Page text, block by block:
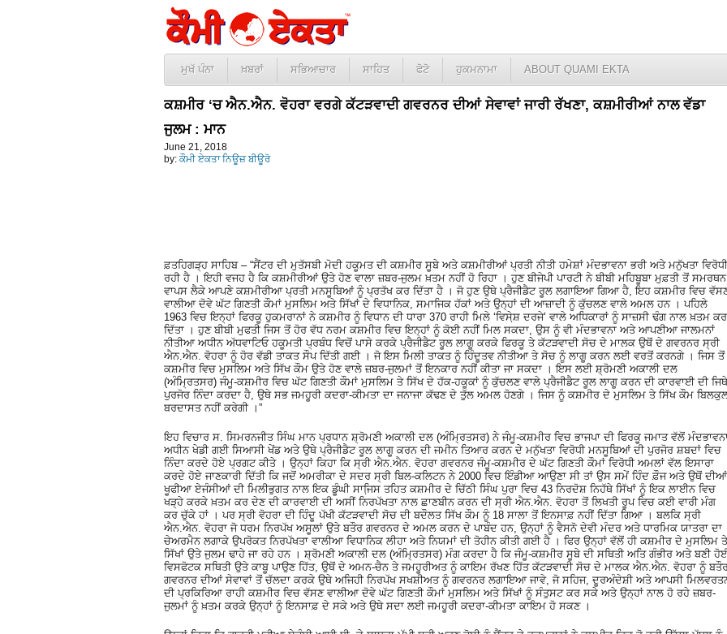
ਮੁਖੱ ਪੰਨਾ ਖ਼ਬਰਾਂ ਸਭਿਆਚਾਰ ਸਾਹਿਤ ਫੋਟੋ ਹੁਕਮਨਾਮਾ ABOUT QUAMI EKTA
ਕਸ਼ਮੀਰ ‘ਚ ਐਨ.ਐਨ. ਵੋਹਰਾ ਵਰਗੇ ਕੱਟੜਵਾਦੀ ਗਵਰਨਰ ਦੀਆਂ ਸੇਵਾਵਾਂ ਜਾਰੀ ਰੱਖਣਾ, ਕਸ਼ਮੀਰੀਆਂ ਨਾਲ ਵੱਡਾ
ਜੁਲਮ : ਮਾਨ
June 21, 2018
by: ਕੌਮੀ ਏਕਤਾ ਨਿਊਜ਼ ਬੀਊਰੋ
ਫ਼ਤਹਿਗੜ੍ਹ ਸਾਹਿਬ – “ਸੈਂਟਰ ਦੀ ਮੁਤੱਸਬੀ ਮੋਦੀ ਹਕੂਮਤ ਦੀ ਕਸ਼ਮੀਰ ਸੂਬੇ ਅਤੇ ਕਸ਼ਮੀਰੀਆਂ ਪ੍ਰਤੀ ਨੀਤੀ ਹਮੇਸ਼ਾਂ ਮੰਦਭਾਵਨਾ ਭਰੀ ਅਤੇ ਮਨੁੱਖਤਾ ਵਿਰੋਧੀ
ਰਹੀ ਹੈ । ਇਹੀ ਵਜਹ ਹੈ ਕਿ ਕਸ਼ਮੀਰੀਆਂ ਉਤੇ ਹੋਣ ਵਾਲਾ ਜ਼ਬਰ-ਜੁਲਮ ਖ਼ਤਮ ਨਹੀਂ ਹੋ ਰਿਹਾ । ਹੁਣ ਬੀਜੇਪੀ ਪਾਰਟੀ ਨੇ ਬੀਬੀ ਮਹਿਬੂਬਾ ਮੁਫ਼ਤੀ ਤੋਂ ਸਮਰਥਨ
ਵਾਪਸ ਲੈਕੇ ਆਪਣੇ ਕਸ਼ਮੀਰੀਆ ਪ੍ਰਤੀ ਮਨਸੂਬਿਆਂ ਨੂੰ ਪ੍ਰਤੱਖ ਕਰ ਦਿੱਤਾ ਹੈ । ਜੋ ਹੁਣ ਉਥੇ ਪ੍ਰੈਜੀਡੈਟ ਰੂਲ ਲਗਾਇਆ ਗਿਆ ਹੈ, ਇਹ ਕਸ਼ਮੀਰ ਵਿਚ
ਵਾਲੀਆ ਦੋਵੇ ਘੱਟ ਗਿਣਤੀ ਕੌਮਾਂ ਮੁਸਲਿਮ ਅਤੇ ਸਿੱਖਾਂ ਦੇ ਵਿਧਾਨਿਕ, ਸਮਾਜਿਕ ਹੱਕਾਂ ਅਤੇ ਉਨ੍ਹਾਂ ਦੀ ਆਜ਼ਾਦੀ ਨੂੰ ਕੁੱਚਲਣ ਵਾਲੇ ਅਮਲ ਹਨ । ਪਹਿਲੇ
1963 ਵਿਚ ਇਨ੍ਹਾਂ ਫਿਰਕੂ ਹੁਕਮਰਾਨਾਂ ਨੇ ਕਸ਼ਮੀਰ ਨੂੰ ਵਿਧਾਨ ਦੀ ਧਾਰਾ 370 ਰਾਹੀ ਮਿਲੇ ‘ਵਿਸੇ਼ਸ਼ ਦਰਜੇ’ ਵਾਲੇ ਅਧਿਕਾਰਾਂ ਨੂੰ ਸਾਜ਼ਸੀ ਢੰਗ ਨਾਲ ਖ਼ਤਮ ਕਰ
ਦਿੱਤਾ । ਹੁਣ ਬੀਬੀ ਮੁਫਤੀ ਜਿਸ ਤੋਂ ਹੋਰ ਵੱਧ ਨਰਮ ਕਸ਼ਮੀਰ ਵਿਚ ਇਨ੍ਹਾਂ ਨੂੰ ਕੋਈ ਨਹੀਂ ਮਿਲ ਸਕਦਾ, ਉਸ ਨੂੰ ਵੀ ਮੰਦਭਾਵਨਾ ਅਤੇ ਆਪਣੀਆ ਜਾਲਮਨਾਂ
ਨੀਤੀਆ ਅਧੀਨ ਅੱਧਵਾਟਿਓ ਹਕੂਮਤੀ ਪ੍ਰਬੰਧ ਵਿਚੋਂ ਪਾਸੇ ਕਰਕੇ ਪ੍ਰੈਜੀਡੈਟ ਰੂਲ ਲਾਗੂ ਕਰਕੇ ਫਿਰਕੂ ਤੇ ਕੱਟੜਵਾਦੀ ਸੋਚ ਦੇ ਮਾਲਕ ਉਥੋਂ ਦੇ ਗਵਰਨਰ ਸ੍ਰੀ
ਐਨ.ਐਨ. ਵੋਹਰਾ ਨੂੰ ਹੋਰ ਵੱਡੀ ਤਾਕਤ ਸੌਪ ਦਿੱਤੀ ਗਈ । ਜੋ ਇਸ ਮਿਲੀ ਤਾਕਤ ਨੂੰ ਹਿੰਦੂਤਵ ਨੀਤੀਆ ਤੇ ਸੋਚ ਨੂੰ ਲਾਗੂ ਕਰਨ ਲਈ ਵਰਤੋਂ ਕਰਨਗੇ । ਜਿਸ ਤੋਂ
ਕਸ਼ਮੀਰ ਵਿਚ ਮੁਸਲਿਮ ਅਤੇ ਸਿੱਖ ਕੌਮ ਉਤੇ ਹੋਣ ਵਾਲੇ ਜ਼ਬਰ-ਜੁਲਮਾਂ ਤੋਂ ਇਨਕਾਰ ਨਹੀਂ ਕੀਤਾ ਜਾ ਸਕਦਾ । ਇਸ ਲਈ ਸ਼੍ਰੋਮਣੀ ਅਕਾਲੀ ਦਲ
(ਅੰਮ੍ਰਿਤਸਰ) ਜੰਮੂ-ਕਸ਼ਮੀਰ ਵਿਚ ਘੱਟ ਗਿਣਤੀ ਕੌਮਾਂ ਮੁਸਲਿਮ ਤੇ ਸਿੱਖ ਦੇ ਹੱਕ-ਹਕੂਕਾਂ ਨੂੰ ਕੁੱਚਲਣ ਵਾਲੇ ਪ੍ਰੈਜੀਡੈਟ ਰੂਲ ਲਾਗੂ ਕਰਨ ਦੀ ਕਾਰਵਾਈ ਦੀ ਜਿਥੇ
ਪੁਰਜੋਰ ਨਿੰਦਾ ਕਰਦਾ ਹੈ, ਉਥੇ ਸਭ ਜਮਹੂਰੀ ਕਦਰਾ-ਕੀਮਤਾ ਦਾ ਜਨਾਜਾ ਕੱਢਣ ਦੇ ਤੁੱਲ ਅਮਲ ਹੋਣਗੇ । ਜਿਸ ਨੂੰ ਕਸ਼ਮੀਰ ਦੇ ਮੁਸਲਿਮ ਤੇ ਸਿੱਖ ਕੌਮ
ਬਰਦਾਸਤ ਨਹੀਂ ਕਰੇਗੀ ।”
ਇਹ ਵਿਚਾਰ ਸ. ਸਿਮਰਨਜੀਤ ਸਿੰਘ ਮਾਨ ਪ੍ਰਧਾਨ ਸ਼੍ਰੋਮਣੀ ਅਕਾਲੀ ਦਲ (ਅੰਮ੍ਰਿਤਸਰ) ਨੇ ਜੰਮੂ-ਕਸ਼ਮੀਰ ਵਿਚ ਭਾਜਪਾ ਦੀ ਫਿਰਕੂ ਜਮਾਤ ਵੱਲੋਂ
ਅਧੀਨ ਖੇਡੀ ਗਈ ਸਿਆਸੀ ਖੇਂਡ ਅਤੇ ਉਥੇ ਪ੍ਰੈਜੀਡੈਟ ਰੂਲ ਲਾਗੂ ਕਰਨ ਦੀ ਜਮੀਨ ਤਿਆਰ ਕਰਨ ਦੇ ਮਨੁੱਖਤਾ ਵਿਰੋਧੀ ਮਨਸੂਬਿਆਂ ਦੀ ਪੁਰਜੋਰ ਸ਼ਬਦਾਂ ਵਿਚ
ਨਿੰਦਾ ਕਰਦੇ ਹੋਏ ਪ੍ਰਗਟ ਕੀਤੇ । ਉਨ੍ਹਾਂ ਕਿਹਾ ਕਿ ਸ੍ਰੀ ਐਨ.ਐਨ. ਵੋਹਰਾ ਗਵਰਨਰ ਜੰਮੂ-ਕਸ਼ਮੀਰ ਦੇ ਘੱਟ ਗਿਣਤੀ ਕੌਮਾਂ ਵਿਰੋਧੀ ਅਮਲਾਂ ਵੱਲ ਇਸਾਰਾ
ਕਰਦੇ ਹੋਏ ਜਾਣਕਾਰੀ ਦਿੱਤੀ ਕਿ ਜਦੋਂ ਅਮਰੀਕਾ ਦੇ ਸਦਰ ਸ੍ਰੀ ਬਿਲ-ਕਲਿਟਨ ਨੇ 2000 ਵਿਚ ਇੰਡੀਆ ਆਉਣਾ ਸੀ ਤਾਂ ਉਸ ਸਮੇਂ ਹਿੰਦ ਫ਼ੌਜ ਅਤੇ ਉਥੋਂ ਦੀਆਂ
ਖੂਫੀਆ ਏਜੰਸੀਆਂ ਦੀ ਮਿਲੀਭੁਗਤ ਨਾਲ ਇਕ ਡੂੰਘੀ ਸਾਜਿ਼ਸ ਤਹਿਤ ਕਸ਼ਮੀਰ ਦੇ ਚਿੱਠੀ ਸਿੰਘ ਪੁਰਾ ਵਿਚ 43 ਨਿਰਦੋਸ਼ ਨਿਹੱਥੇ ਸਿੱਖਾਂ ਨੂੰ ਇਕ ਲਾਈਨ ਵਿਚ
ਖੜ੍ਹੇ ਕਰਕੇ ਖ਼ਤਮ ਕਰ ਦੇਣ ਦੀ ਕਾਰਵਾਈ ਦੀ ਅਸੀਂ ਨਿਰਪੱਖਤਾ ਨਾਲ ਛਾਣਬੀਨ ਕਰਨ ਦੀ ਸ੍ਰੀ ਐਨ.ਐਨ. ਵੋਹਰਾ ਤੋਂ ਲਿਖਤੀ ਰੂਪ ਵਿਚ ਕਈ ਵਾਰੀ ਮੰਗ
ਕਰ ਚੁੱਕੇ ਹਾਂ । ਪਰ ਸ੍ਰੀ ਵੋਹਰਾ ਦੀ ਹਿੰਦੂ ਪੱਖੀ ਕੱਟੜਵਾਦੀ ਸੋਚ ਦੀ ਬਦੌਲਤ ਸਿੱਖ ਕੌਮ ਨੂੰ 18 ਸਾਲਾ ਤੋਂ ਇਨਸਾਫ਼ ਨਹੀਂ ਦਿੱਤਾ ਗਿਆ । ਬਲਕਿ ਸ੍ਰੀ
ਐਨ.ਐਨ. ਵੋਹਰਾ ਜੋ ਧਰਮ ਨਿਰਪੱਖ ਅਸੂਲਾਂ ਉਤੇ ਬਤੌਰ ਗਵਰਨਰ ਦੇ ਅਮਲ ਕਰਨ ਦੇ ਪਾਬੰਦ ਹਨ, ਉਨ੍ਹਾਂ ਨੂੰ ਵੈਸਨੋ ਦੇਵੀ ਮੰਦਰ ਅਤੇ ਧਾਰਮਿਕ ਯਾਤਰਾ ਦਾ
ਚੇਅਰਮੈਨ ਲਗਾਕੇ ਉਪਰੋਕਤ ਨਿਰਪੱਖਤਾ ਵਾਲੀਆ ਵਿਧਾਨਿਕ ਲੀਹਾ ਅਤੇ ਨਿਯਮਾਂ ਦੀ ਤੋਹੀਨ ਕੀਤੀ ਗਈ ਹੈ । ਫਿਰ ਉਨ੍ਹਾਂ ਵੱਲੋਂ ਹੀ ਕਸ਼ਮੀਰ ਦੇ ਮੁਸਲਿਮ ਤੇ
ਸਿੱਖਾਂ ਉਤੇ ਜੁਲਮ ਢਾਹੇ ਜਾ ਰਹੇ ਹਨ । ਸ਼੍ਰੋਮਣੀ ਅਕਾਲੀ ਦਲ (ਅੰਮ੍ਰਿਤਸਰ) ਮੰਗ ਕਰਦਾ ਹੈ ਕਿ ਜੰਮੂ-ਕਸ਼ਮੀਰ ਸੂਬੇ ਦੀ ਸਥਿਤੀ ਅਤਿ ਗੰਭੀਰ ਅਤੇ ਬਣੀ
ਵਿਸਫੋਟਕ ਸਥਿਤੀ ਉਤੇ ਕਾਬੂ ਪਾਉਣ ਹਿੱਤ, ਉਥੋਂ ਦੇ ਅਮਨ-ਚੈਨ ਤੇ ਜਮਹੂਰੀਅਤ ਨੂੰ ਕਾਇਮ ਰੱਖਣ ਹਿੱਤ ਕੱਟੜਵਾਦੀ ਸੋਚ ਦੇ ਮਾਲਕ ਐਨ.ਐਨ. ਵੋਹਰਾ ਨੂੰ
ਗਵਰਨਰ ਦੀਆਂ ਸੇਵਾਵਾਂ ਤੋਂ ਚੱਲਦਾ ਕਰਕੇ ਉਥੇ ਅਜਿਹੀ ਨਿਰਪੱਖ ਸਖਸ਼ੀਅਤ ਨੂੰ ਗਵਰਨਰ ਲਗਾਇਆ ਜਾਵੇ, ਜੋ ਸਹਿਜ, ਦੂਰਅੰਦੇਸ਼ੀ ਅਤੇ ਆਪਸੀ
ਦੀ ਪ੍ਰਕਿਰਿਆ ਰਾਹੀ ਕਸ਼ਮੀਰ ਵਿਚ ਵੱਸਣ ਵਾਲੀਆ ਦੋਵੇ ਘੱਟ ਗਿਣਤੀ ਕੌਮਾਂ ਮੁਸਲਿਮ ਅਤੇ ਸਿੱਖਾਂ ਨੂੰ ਸੰਤੁਸਟ ਕਰ ਸਕੇ ਅਤੇ ਉਨ੍ਹਾਂ ਨਾਲ ਹੋ ਰਹੇ ਜ਼ਬਰ-
ਜੁਲਮਾਂ ਨੂੰ ਖ਼ਤਮ ਕਰਕੇ ਉਨ੍ਹਾਂ ਨੂੰ ਇਨਸਾਫ਼ ਦੇ ਸਕੇ ਅਤੇ ਉਥੇ ਸਦਾ ਲਈ ਜਮਹੂਰੀ ਕਦਰਾ-ਕੀਮਤਾ ਕਾਇਮ ਹੋ ਸਕਣ ।